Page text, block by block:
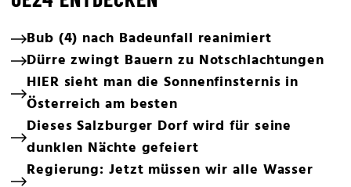
Bub (4) nach Badeunfall reanimiert
Dürre zwingt Bauern zu Notschlachtungen
HIER sieht man die Sonnenfinsternis in
Österreich am besten
Dieses Salzburger Dorf wird für seine
dunklen Nächte gefeiert
Regierung: Jetzt müssen wir alle Wasser